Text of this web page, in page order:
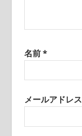
名前*
メールアドレス